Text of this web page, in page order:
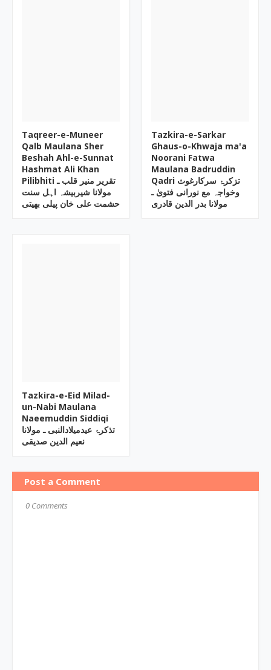
Taqreer-e-Muneer
Qalb Maulana Sher
Beshah Ahl-e-Sunnat
Hashmat Ali Khan
Pilibhiti تقریر منیر قلب ـ
مولانا شیربیشہ اہل سنت
حشمت علی خان پیلی بھیتی
Tazkira-e-Sarkar
Ghaus-o-Khwaja ma'a
Noorani Fatwa
Maulana Badruddin
Qadri تزکرۂ سرکارغوث
وخواجہ مع نورانی فتویٰ ـ
مولانا بدر الدین قادری
Tazkira-e-Eid Milad-
un-Nabi Maulana
Naeemuddin Siddiqi
تذکرۂ عیدمیلادالنبی ـ مولانا
نعیم الدین صدیقی
Post a Comment
0 Comments